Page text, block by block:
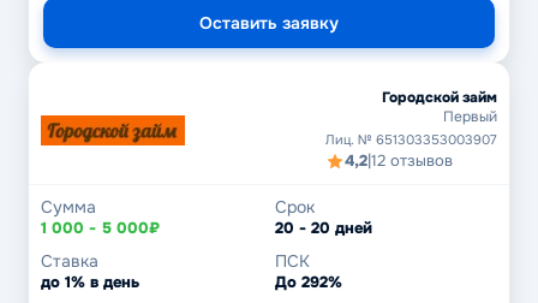
Оставить заявку
Городской займ
Первый
Лиц. № 651303353003907
4,2|12 отзывов
Сумма
1 000 - 5 000₽
Срок
20 - 20 дней
Ставка
до 1% в день
ПСК
До 292%